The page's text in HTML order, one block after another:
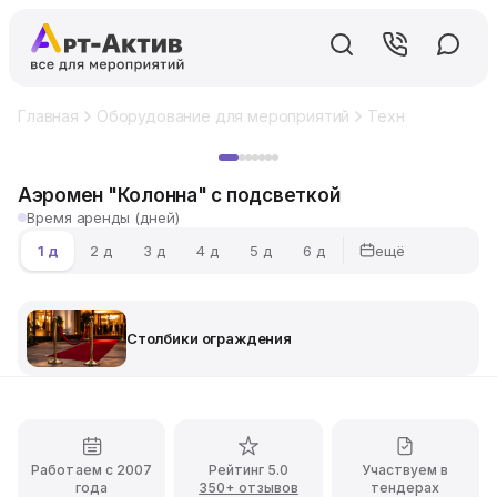
Главная Оборудование для мероприятий Техническое
Аэромен "Колонна" с подсветкой
Время аренды (дней)
1 д
2 д 3 д 4 д 5 д 6 д ещё
Столбики ограждения
Работаем с 2007
года
Рейтинг 5.0
350+ отзывов
Участвуем в
тендерах